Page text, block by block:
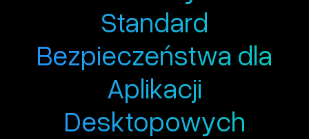
Standard
Bezpieczeństwa dla
Aplikacji
Desktopowych